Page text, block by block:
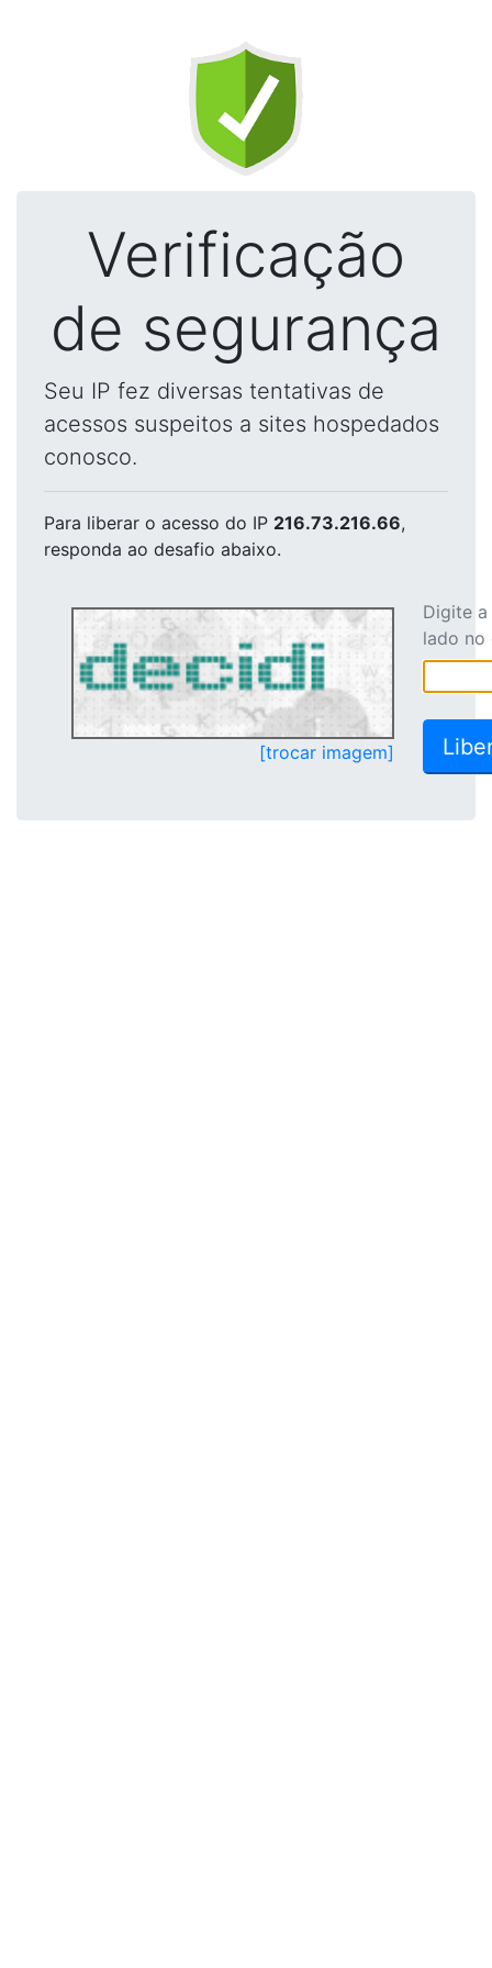
Verificação
de segurança
Seu IP fez diversas tentativas de
acessos suspeitos a sites hospedados
conosco.
Para liberar o acesso do IP 216.73.216.66,
responda ao desafio abaixo.
[trocar imagem]
Digite
lado no